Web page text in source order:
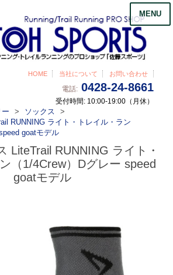
HOME 当社について お問い合わせ
電話: 0428-24-8661
受付時間: 10:00-19:00（月休）
MENU
ー
ソックス
RUNNING ライト・トレイル・ラン
goatモデル
LiteTrail RUNNING ライト・
（1/4Crew）Dグレー speed
goatモデル